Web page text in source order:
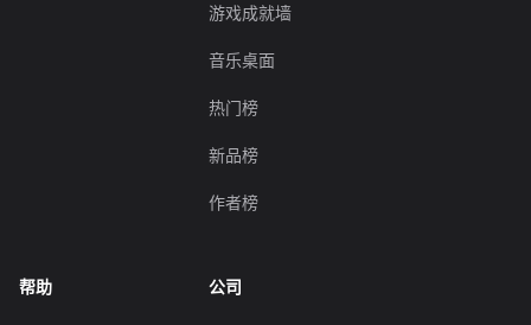
游戏成就墙
音乐桌面
热门榜
新品榜
作者榜
帮助 公司